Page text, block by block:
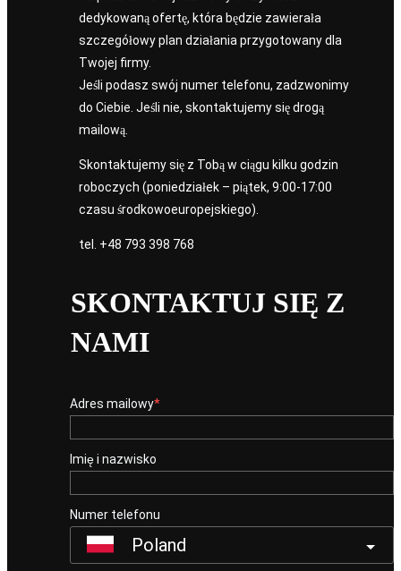
dedykowaną ofertę, która będzie zawierała
szczegółowy plan działania przygotowany dla
Twojej firmy.
Jeśli podasz swój numer telefonu, zadzwonimy
do Ciebie. Jeśli nie, skontaktujemy się drogą
mailową.
Skontaktujemy się z Tobą w ciągu kilku godzin
roboczych (poniedziałek – piątek, 9:00-17:00
czasu środkowoeuropejskiego).
tel. +48 793 398 768
SKONTAKTUJ SIĘ Z
NAMI
Adres mailowy
Imię i nazwisko
Numer telefonu
Poland